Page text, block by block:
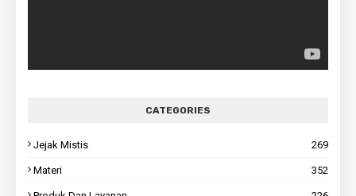
CATEGORIES
Jejak Mistis 269
Materi 352